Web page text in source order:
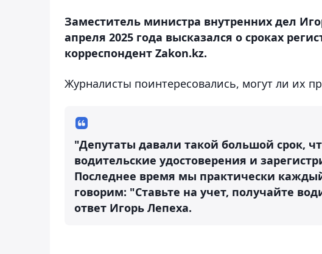
Заместитель министра внутренних дел
апреля 2025 года высказался о сроках
корреспондент Zakon.kz.
Журналисты поинтересовались, могут ли их
"Депутаты давали такой большой срок,
водительские удостоверения и
Последнее время мы практически
говорим: "Ставьте на учет, получайте
ответ Игорь Лепеха.